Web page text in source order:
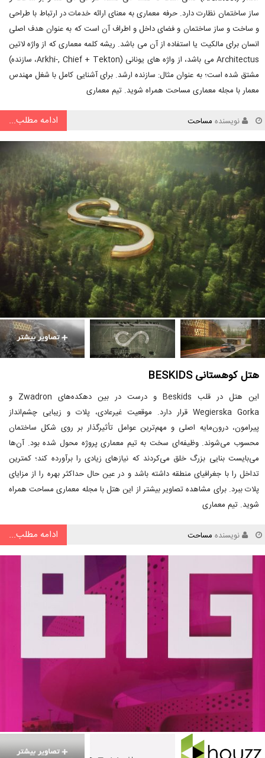
ساز ساختمان نظارت دارد. حرفه معماری به معنای ارائه خدمات در ارتباط با طراحی
و ساخت و ساز ساختمان و فضای داخل و اطراف آن است که به عنوان هدف اصلی
انسان برای مالکیت یا استفاده از آن می باشد. ریشه کلمه معماری که از واژه لاتین
Architectus می باشد، از واژه های یونانی (Arkhi-, Chief + Tekton، سازنده)
مشتق شده است؛ به عنوان مثال: سازنده ارشد. برای آشنایی کامل با شغل مهندس
معمار با مجله معماری مساحت همراه شوید. تیم معماری
نویسنده مساحت ادامه مطلب...
هتل کوهستانی BESKIDS
این هتل در قلب Beskids و درست در بین دهکده‌های Zwadron و
Wegierska Gorka قرار دارد. موقعیت غیرعادی، پلات و زیبایی چشم‌انداز
پیرامون، درون‌مایه اصلی و مهم‌ترین عوامل تأثیرگذار بر روی شکل ساختمان
محسوب می‌شوند. وظیفه‌ای سخت به تیم معماری پروژه محول شده بود. آن‌ها
می‌بایست بنایی بزرگ خلق می‌کردند که نیازهای زیادی را برآورده کند؛ کمترین
تداخل را با جغرافیای منطقه داشته باشد و در عین حال حداکثر بهره را از مزایای
پلات ببرد. برای مشاهده تصاویر بیشتر از این هتل با مجله معماری مساحت همراه
شوید. تیم معماری
نویسنده مساحت ادامه مطلب...